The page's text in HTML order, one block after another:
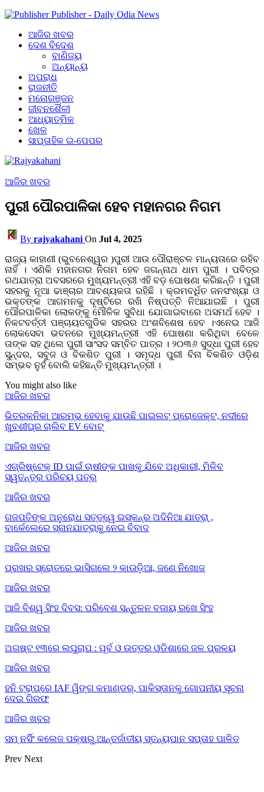
Publisher - Daily Odia News
ଆଜିର ଖବର
ଦେଶ ବିଦେଶ
ବାଣିଜ୍ୟ
ଅନ୍ୟାନ୍ୟ
ଅପରାଧ
ରାଜନୀତି
ମନୋରଞ୍ଜନ
ଜୀବନଶୈଳୀ
ଆଧ୍ୟାତ୍ମିକ
ଖେଳ
ସାପ୍ତାହିକ ଇ-ପେପର
ଆଜିର ଖବର
ପୁରୀ ପୌରପାଳିକା ହେବ ମହାନଗର ନିଗମ
By rajyakahani On Jul 4, 2025
ରାଜ୍ୟ କାହାଣୀ (ଭୁବନେଶ୍ୱର )ପୁରୀ ଆଉ ପୌରାଞ୍ଚଳ ମାନ୍ୟତାରେ ରହିବ
ନାହିଁ । ଏଣିକି ମହାନଗର ନିଗମ ହେବ ଜଗନ୍ନାଥ ଧାମ ପୁରୀ । ପବିତ୍ର
ରଥଯାତ୍ରା ଅବସରରେ ମୁଖ୍ୟମନ୍ତ୍ରୀ ଏହି ବଡ଼ ଘୋଷଣା କରିଛନ୍ତି । ପୁରୀ
ସହରକୁ ନୂଆ ଢାଞ୍ଚାର ଆବଶ୍ୟକତା ରହିଛି । କ୍ରମବର୍ଧିତ ଜନସଂଖ୍ୟା ଓ
ଭକ୍ତଙ୍କ ଆଗମନକୁ ଦୃଷ୍ଟିରେ ରଖି ନିଷ୍ପତ୍ତି ନିଆଯାଇଛି । ପୁରୀ
ପୌରପାଳିକା ଲୋକଙ୍କୁ ମୌଳିକ ସୁବିଧା ଯୋଗାଇବାରେ ଅସମର୍ଥ ହେବ ।
ନିକଟବର୍ତ୍ତୀ ପଞ୍ଚାୟତଗୁଡିକ ସହରର ଅଂଶବିଶେଷ ହେବ ।ଏନେଇ ଆଜି
ଲୋକସେବା ଭବନରେ ମୁଖ୍ୟମନ୍ତ୍ରୀ ଏହି ଘୋଷଣା କରିଥିବା ବେଳେ
ତାଙ୍କ ସହ ଥିଲେ ପୁରୀ ସାଂସଦ ସମ୍ବିତ ପାତ୍ର । ୨୦୩୬ ସୁଦ୍ଧା ପୁରୀ ହେବ
ସୁନ୍ଦର, ସବୁଜ ଓ ବିକଶିତ ପୁରୀ । ସମୃଦ୍ଧ ପୁରୀ ବିନା ବିକଶିତ ଓଡ଼ିଶ
ସମ୍ଭବ ନୁହଁ ବୋଲି କହିଛନ୍ତି ମୁଖ୍ୟମନ୍ତ୍ରୀ ।
You might also like
ଆଜିର ଖବର
ଭିତରକନିକା ଆରମ୍ଭ ହେବାକୁ ଯାଉଛି ପାଇଲଟ୍ ପ୍ରୋଜେକ୍ଟ, ନଦୀରେ
ଖୁବଶୀଘ୍ର ଚାଲିବ EV ବୋଟ୍
ଆଜିର ଖବର
ଏଗ୍ରିଷ୍ଟେକ୍ ID ପାଇଁ ଚାଷୀଙ୍କ ପାଖକୁ ଯିବେ ଅଧିକାରୀ, ମିଳିବ
ସ୍ୱତନ୍ତ୍ର ପରିଚୟ ପତ୍ର
ଆଜିର ଖବର
ଗଜପତିଙ୍କ ଅନୁରୋଧ ସତ୍ତ୍ୱେ ଇସ୍କନ୍‌ର ଅଦିନିଆ ଯାତ୍ରା ,
ବାର୍କେଲେରେ ସ୍ନାନଯାତ୍ରାକୁ ନେଇ ବିବାଦ
ଆଜିର ଖବର
ପ୍ରଖର ସ୍ରୋତରେ ଭାସିଗଲେ ୨ କାଉଡ଼ିଆ, ଜଣେ ନିଖୋଜ
ଆଜିର ଖବର
ଆଜି ବିଶ୍ୱ ସିଂହ ଦିବସ: ପରିବେଶ ସନ୍ତୁଳନ ବଜାୟ ରଖେ ସିଂହ
ଆଜିର ଖବର
ଅଗଷ୍ଟ ୧୩ରେ ଲଘୁଚାପ : ପୂର୍ବ ଓ ଉତ୍ତର ଓଡିଶାରେ ଜଳ ପ୍ରଳୟ
ଆଜିର ଖବର
ହନି ଟ୍ରାପ୍‌ରେ IAF ୱିଙ୍ଗ କମାଣ୍ଡର୍, ପାକିସ୍ତାନକୁ ଗୋପନୀୟ ସୂଚନା
ଦେଇ ଗିରଫ
ଆଜିର ଖବର
ସମ୍ ନର୍ସିଂ କଲେଜ ପକ୍ଷରୁ ଆନ୍ତର୍ଜାତୀୟ ସ୍ତନ୍ୟପାନ ସପ୍ତାହ ପାଳିତ
Prev Next